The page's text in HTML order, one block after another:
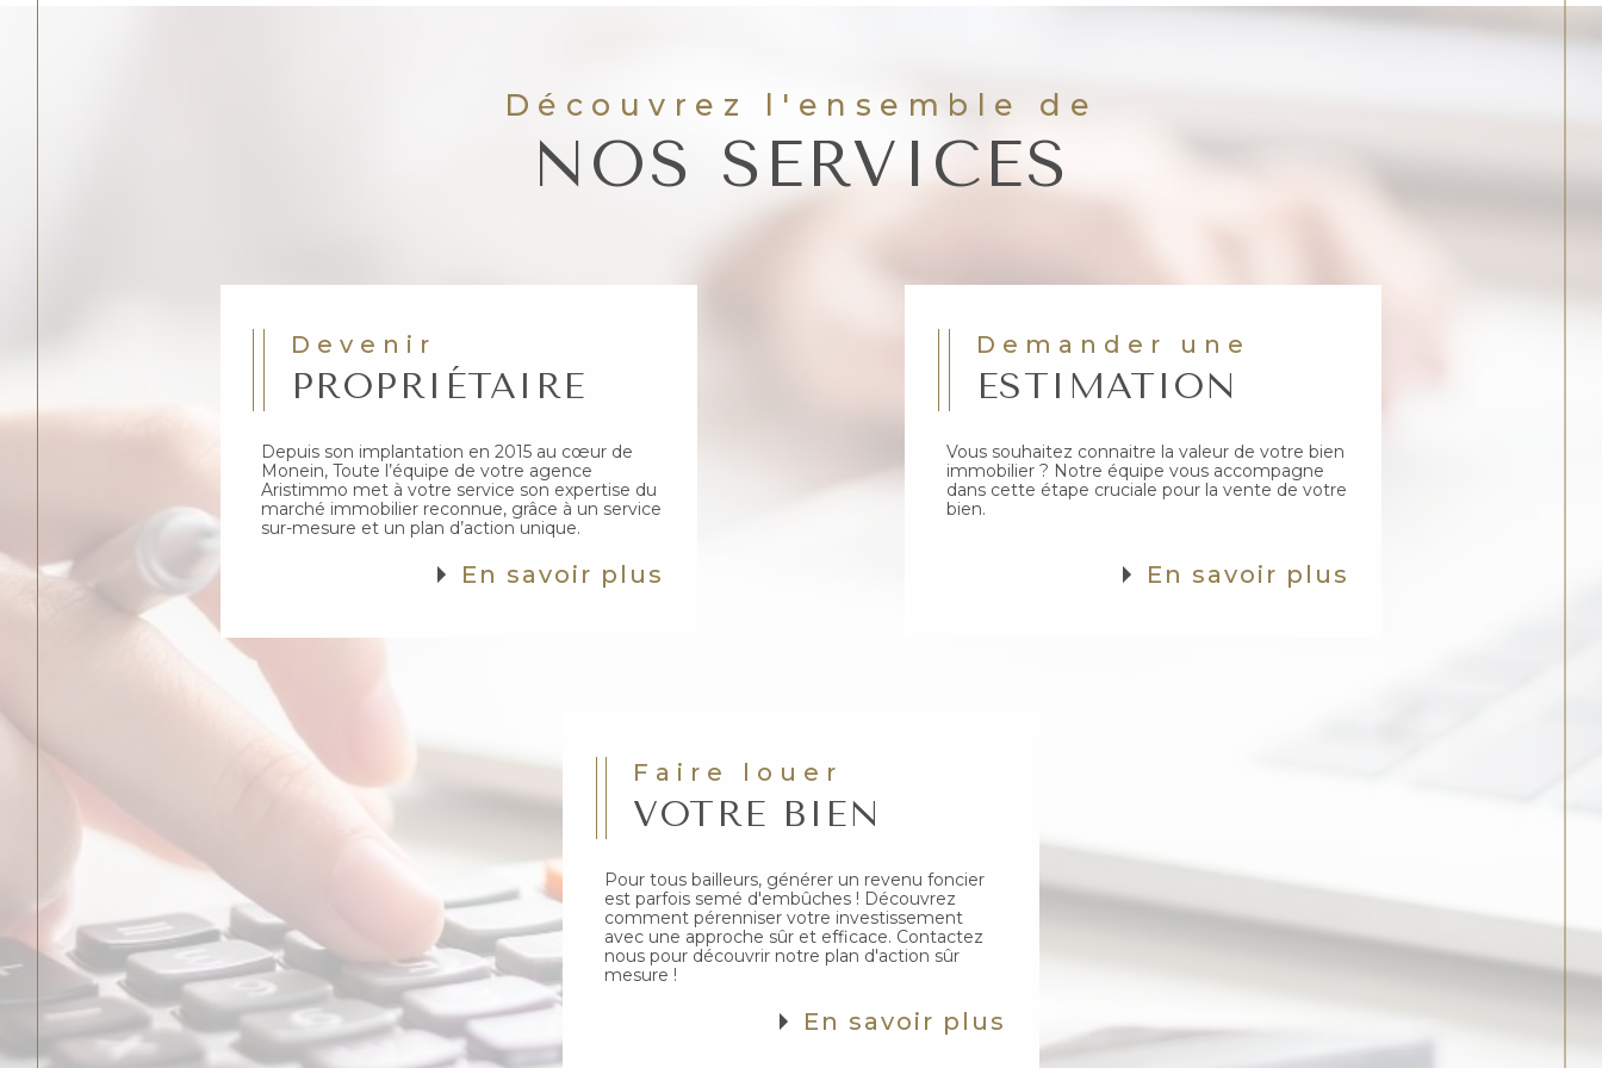
Découvrez l'ensemble de
NOS SERVICES
Devenir
PROPRIÉTAIRE
Depuis son implantation en 2015 au cœur de
Monein, Toute l’équipe de votre agence
Aristimmo met à votre service son expertise du
marché immobilier reconnue, grâce à un service
sur-mesure et un plan d’action unique.
En savoir plus
Demander une
ESTIMATION
Vous souhaitez connaitre la valeur de votre bien
immobilier ? Notre équipe vous accompagne
dans cette étape cruciale pour la vente de votre
bien.
En savoir plus
Faire louer
VOTRE BIEN
Pour tous bailleurs, générer un revenu foncier
est parfois semé d'embûches ! Découvrez
comment pérenniser votre investissement
avec une approche sûr et efficace. Contactez
nous pour découvrir notre plan d'action sûr
mesure !
En savoir plus